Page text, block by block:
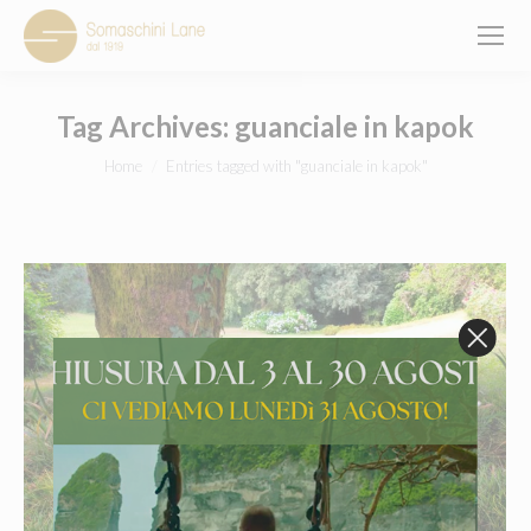
Tag Archives: guanciale in kapok
You are here:
Home Entries tagged with "guanciale in kapok"